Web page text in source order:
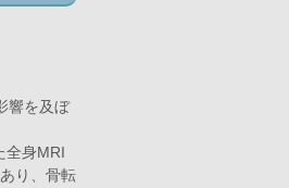
響を及ぼ
全身MRI
り、骨転